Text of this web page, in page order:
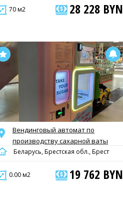
70 м2 28 228 BYN
Вендинговый автомат по
производству сахарной ваты
Беларусь, Брестская обл., Брест
0.00 м2 19 762 BYN